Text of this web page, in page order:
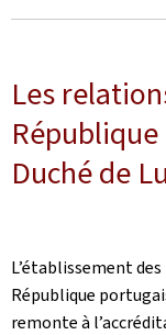
Les
Duché de
L’établissement
République
remonte à